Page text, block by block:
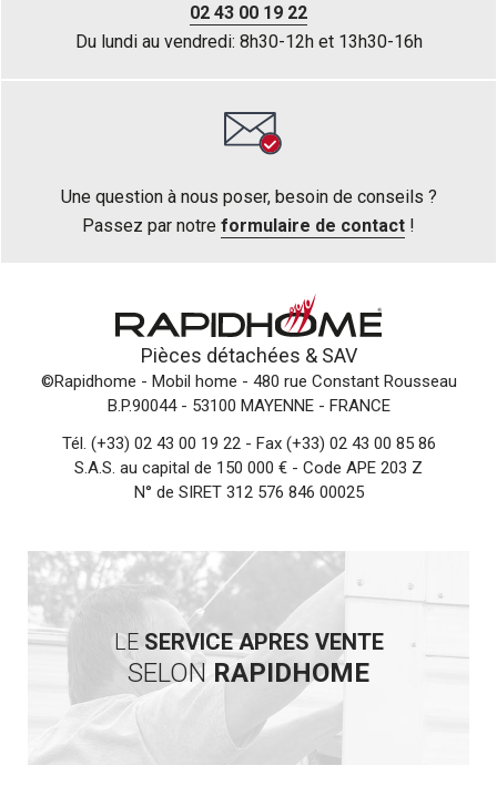
02 43 00 19 22
Du lundi au vendredi: 8h30-12h et 13h30-16h
Une question à nous poser, besoin de conseils ?
Passez par notre formulaire de contact !
Pièces détachées & SAV
©Rapidhome - Mobil home - 480 rue Constant Rousseau
B.P.90044 - 53100 MAYENNE - FRANCE
Tél. (+33) 02 43 00 19 22- Fax (+33) 02 43 00 85 86
S.A.S. au capital de 150 000 € - Code APE 203 Z
N° de SIRET 312 576 846 00025
LE SERVICE APRES VENTE
SELON RAPIDHOME